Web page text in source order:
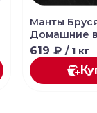
Манты
Домашние
619 ₽/ 1 кг